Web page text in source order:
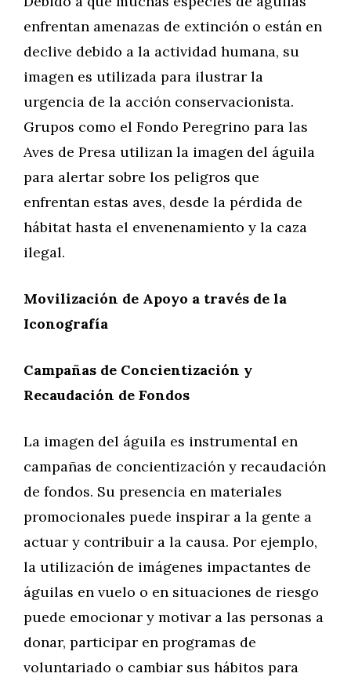
enfrentan amenazas de extinción o están en
declive debido a la actividad humana, su
imagen es utilizada para ilustrar la
urgencia de la acción conservacionista.
Grupos como el Fondo Peregrino para las
Aves de Presa utilizan la imagen del águila
para alertar sobre los peligros que
enfrentan estas aves, desde la pérdida de
hábitat hasta el envenenamiento y la caza
ilegal.
Movilización de Apoyo a través de la
Iconografía
Campañas de Concientización y
Recaudación de Fondos
La imagen del águila es instrumental en
campañas de concientización y recaudación
de fondos. Su presencia en materiales
promocionales puede inspirar a la gente a
actuar y contribuir a la causa. Por ejemplo,
la utilización de imágenes impactantes de
águilas en vuelo o en situaciones de riesgo
puede emocionar y motivar a las personas a
donar, participar en programas de
voluntariado o cambiar sus hábitos para